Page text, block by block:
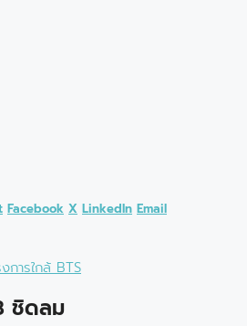
Facebook X LinkedIn Email
การใกล้ BTS
ชิดลม